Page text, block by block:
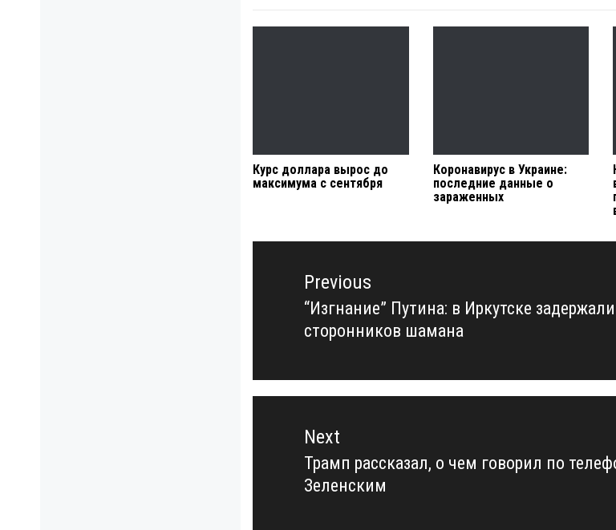
Курс доллара вырос до
максимума с сентября
Коронавирус в Украине:
последние данные о
зараженных
Навигация
записямPrevious
Previous
post:
“Изгнание” Путина: в Иркутске
сторонников шамана
Next
Next
post:
Трамп рассказал, о чем говорил по
Зеленским